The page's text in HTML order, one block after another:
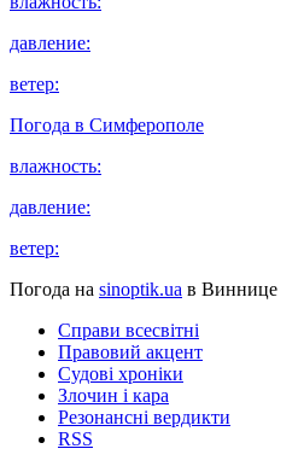
давление:
ветер:
Погода в Симферополе
влажность:
давление:
ветер:
Погода на sinoptik.ua в Виннице
Справи всесвітні
Правовий акцент
Судові хроніки
Злочин і кара
Резонансні вердикти
RSS